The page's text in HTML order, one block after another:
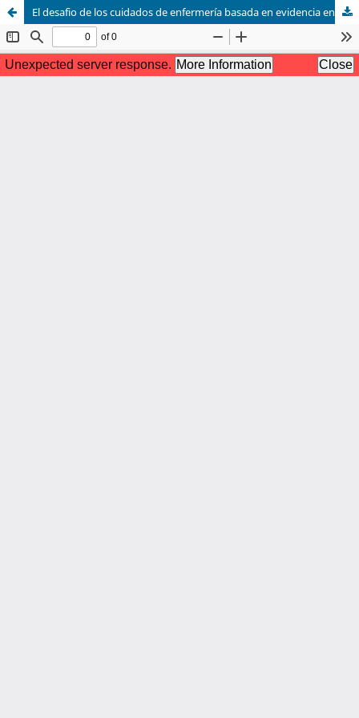
El desafio de los cuidados de enfermería basada en evidencia en el ejercicio cotidiano